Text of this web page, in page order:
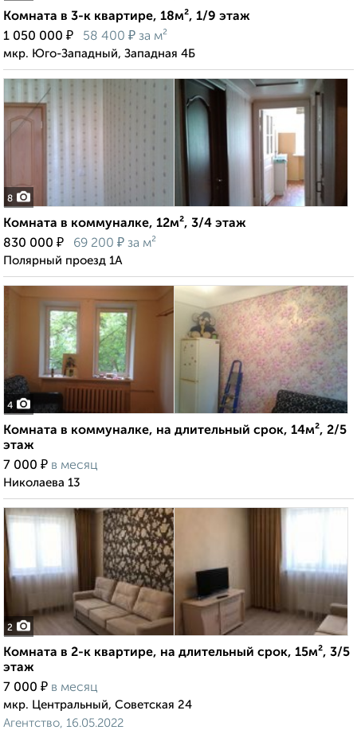
Комната в 3-к квартире, 18м², 1/9 этаж
1 050 000 ₽ 58 400 ₽ за м²
мкр. Юго-Западный, Западная 4Б
8
Комната в коммуналке, 12м², 3/4 этаж
830 000 ₽ 69 200 ₽ за м²
Полярный проезд 1А
4
Комната в коммуналке, на длительный срок, 14м², 2/5
этаж
7 000 ₽ в месяц
Николаева 13
2
Комната в 2-к квартире, на длительный срок, 15м², 3/5
этаж
7 000 ₽ в месяц
мкр. Центральный, Советская 24
Агентство, 16.05.2022